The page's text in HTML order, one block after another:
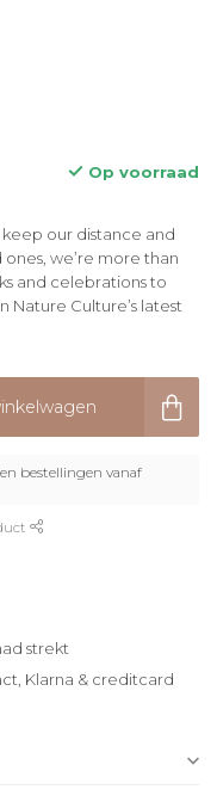
Op voorraad
our distance and
we’re more than
and celebrations to
Nature Culture’s latest
bestellingen vanaf
strekt
Klarna & creditcard